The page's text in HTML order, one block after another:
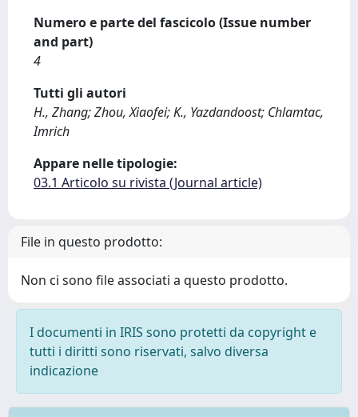
Numero e parte del fascicolo (Issue number
and part)
4
Tutti gli autori
H., Zhang; Zhou, Xiaofei; K., Yazdandoost; Chlamtac,
Imrich
Appare nelle tipologie:
03.1 Articolo su rivista (Journal article)
File in questo prodotto:
Non ci sono file associati a questo prodotto.
I documenti in IRIS sono protetti da copyright e
tutti i diritti sono riservati, salvo diversa
indicazione